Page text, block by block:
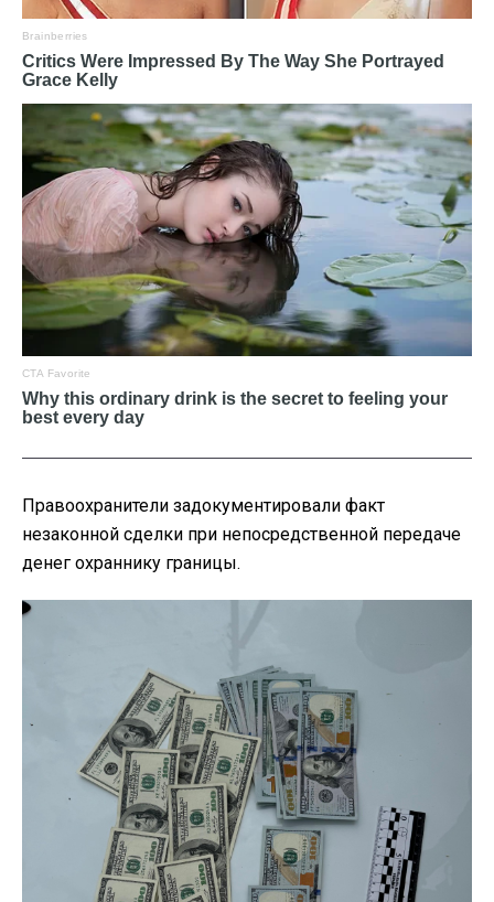
Правоохранители задокументировали факт
незаконной сделки при непосредственной передаче
денег охраннику границы.